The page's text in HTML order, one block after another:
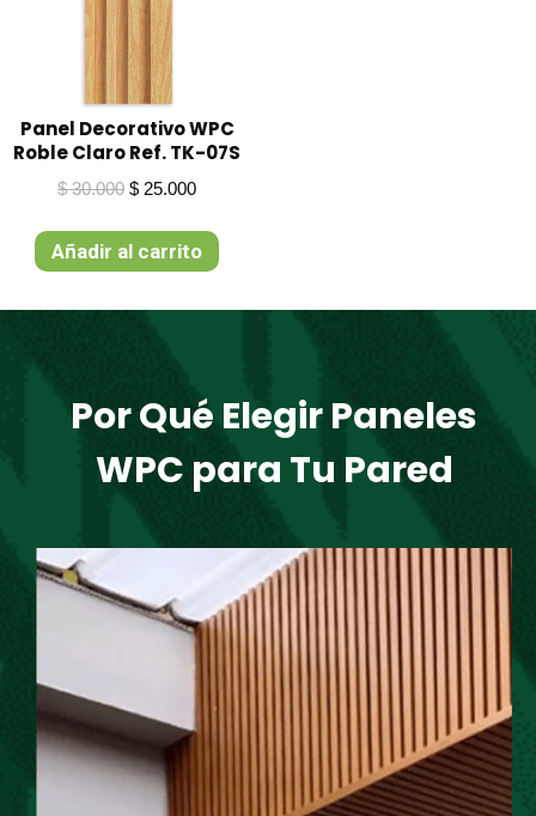
Panel Decorativo WPC
Roble Claro Ref. TK-07S
$30.000 El
original
era:
$ 25.000El
actual
es:
Añadir al carrito
Por Qué Elegir Paneles
WPC para Tu Pared